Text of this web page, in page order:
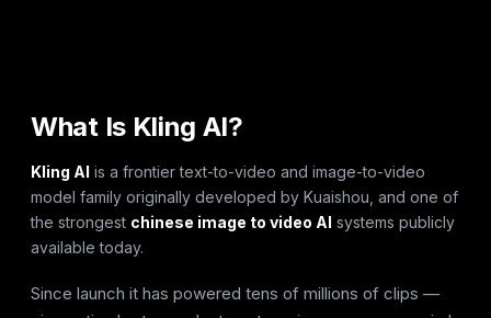
What Is Kling AI?
Kling AI is a frontier text-to-video and image-to-video
model family originally developed by Kuaishou, and one of
the strongest chinese image to video AI systems publicly
available today.
Since launch it has powered tens of millions of clips —